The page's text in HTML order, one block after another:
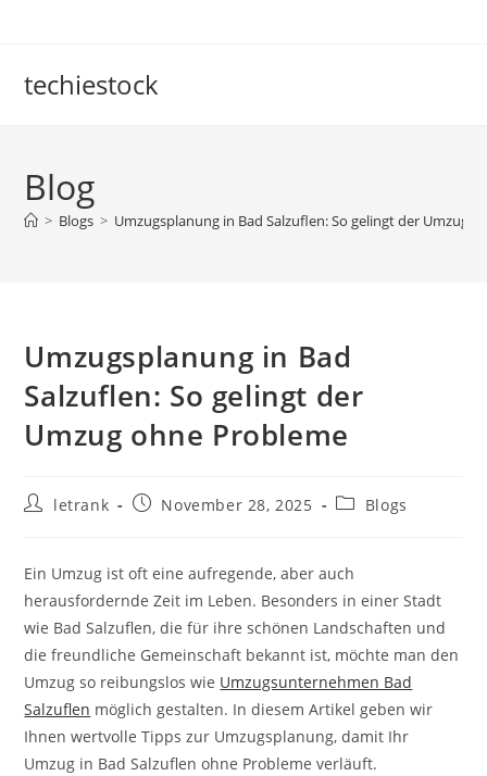
techiestock
Blog
> Blogs > Umzugsplanung in Bad Salzuflen: So gelingt der Umzug
Umzugsplanung in Bad
Salzuflen: So gelingt der
Umzug ohne Probleme
Postletrank
PostNovember 28, 2025
PostBlogs
Ein Umzug ist oft eine aufregende, aber auch
herausfordernde Zeit im Leben. Besonders in einer Stadt
wie Bad Salzuflen, die für ihre schönen Landschaften und
die freundliche Gemeinschaft bekannt ist, möchte man den
Umzug so reibungslos wie Umzugsunternehmen Bad
Salzuflen möglich gestalten. In diesem Artikel geben wir
Ihnen wertvolle Tipps zur Umzugsplanung, damit Ihr
Umzug in Bad Salzuflen ohne Probleme verläuft.